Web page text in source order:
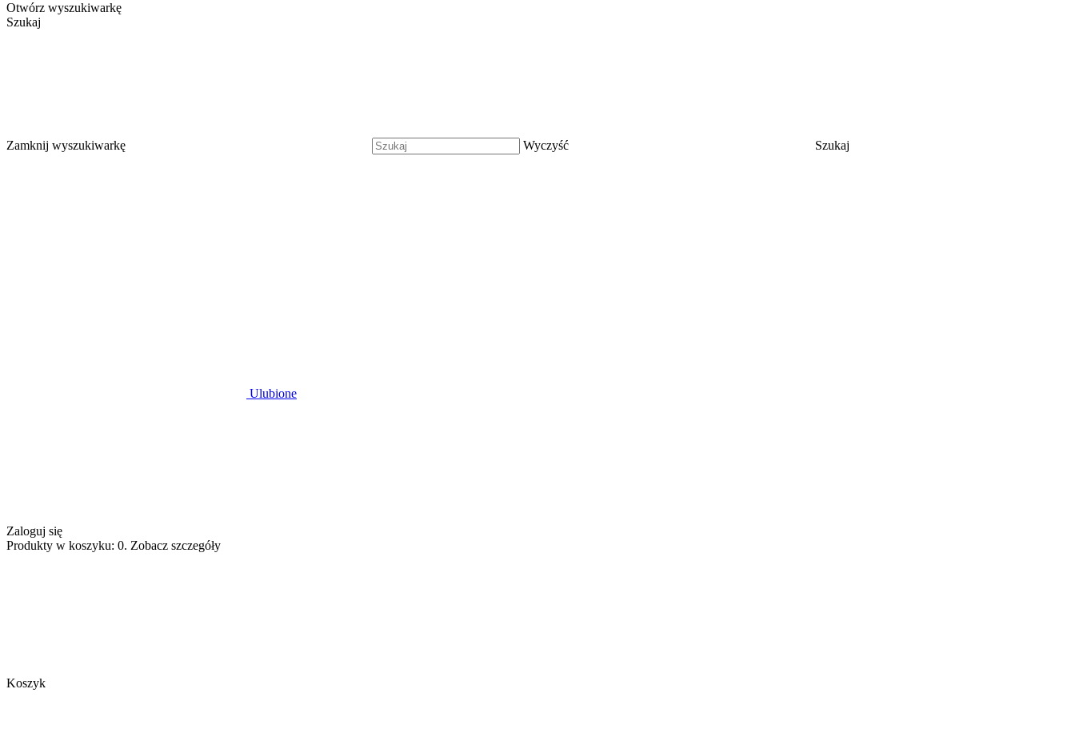
Otwórz wyszukiwarkę
Szukaj
Zamknij wyszukiwarkę Wyczyść Szukaj
Ulubione
Zaloguj się
Produkty w koszyku: 0. Zobacz szczegóły
Koszyk